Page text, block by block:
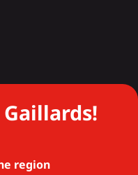
region